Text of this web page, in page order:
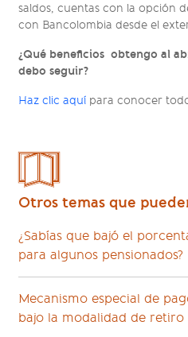
saldos, cuentas con la opción
con Bancolombia desde el
¿Qué beneficios obtengo al
debo seguir?
Haz clic aquí para conocer
Otros temas que
¿Sabías que bajó el
para algunos pensionados?
Mecanismo especial de
bajo la modalidad de